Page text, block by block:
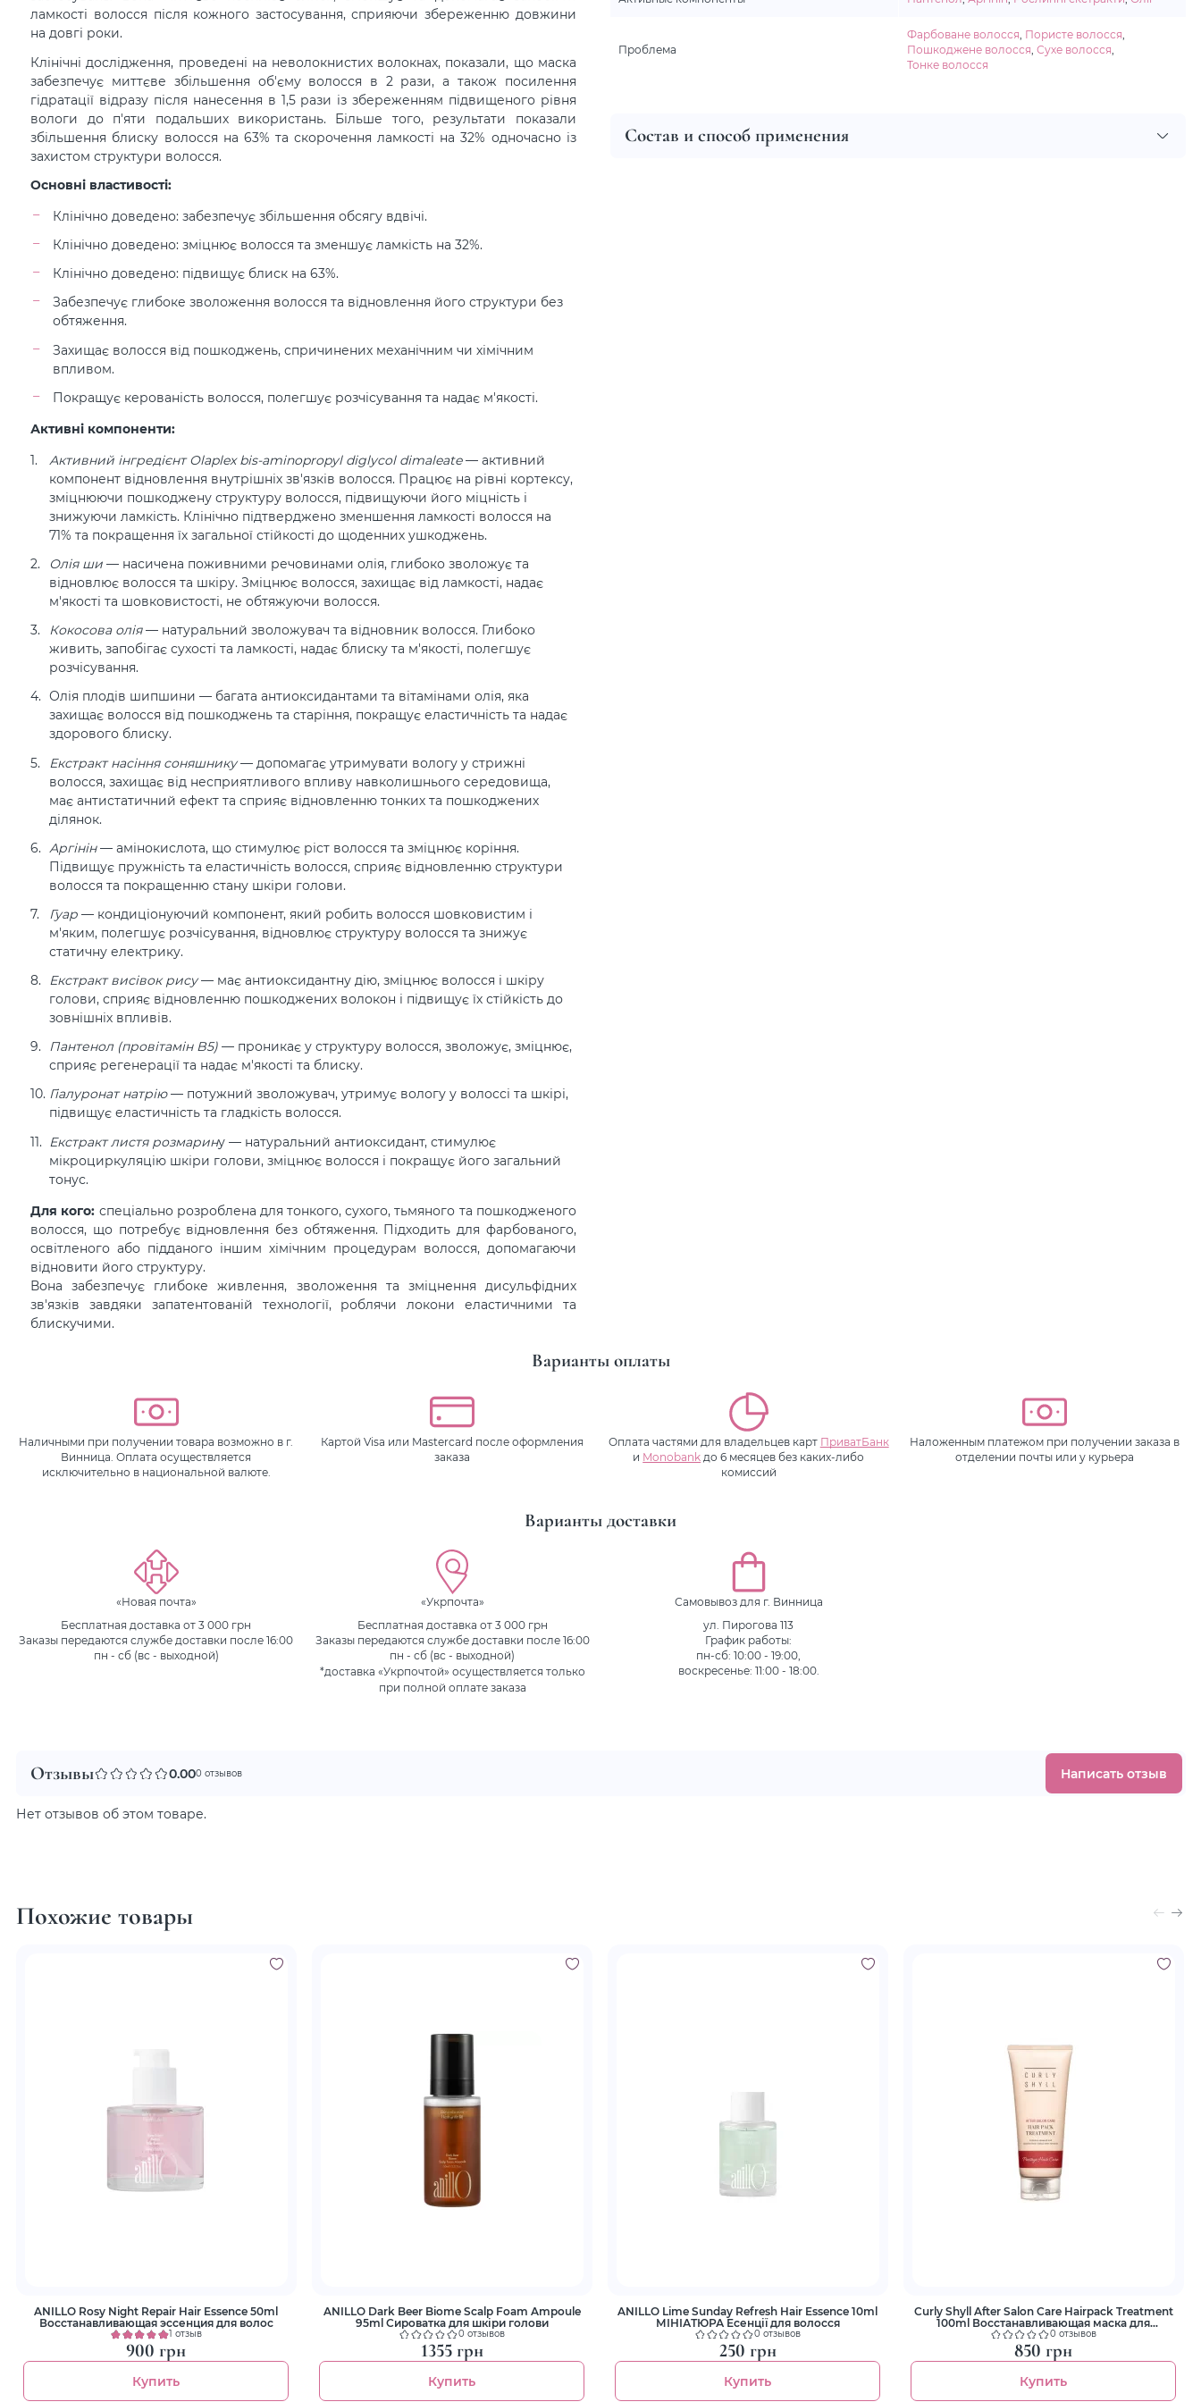
ламкості волосся після кожного застосування, сприяючи збереженню довжини
на довгі роки.
Клінічні дослідження, проведені на неволокнистих волокнах, показали, що маска
забезпечує миттєве збільшення об'єму волосся в 2 рази, а також посилення
гідратації відразу після нанесення в 1,5 рази із збереженням підвищеного рівня
вологи до п'яти подальших використань. Більше того, результати показали
збільшення блиску волосся на 63% та скорочення ламкості на 32% одночасно із
захистом структури волосся.
Основні властивості:
Клінічно доведено: забезпечує збільшення обсягу вдвічі.
Клінічно доведено: зміцнює волосся та зменшує ламкість на 32%.
Клінічно доведено: підвищує блиск на 63%.
Забезпечує глибоке зволоження волосся та відновлення його структури без
обтяження.
Захищає волосся від пошкоджень, спричинених механічним чи хімічним
впливом.
Покращує керованість волосся, полегшує розчісування та надає м'якості.
Активні компоненти:
Активний інгредієнт Olaplex bis-aminopropyl diglycol dimaleate— активний
компонент відновлення внутрішніх зв'язків волосся. Працює на рівні кортексу,
зміцнюючи пошкоджену структуру волосся, підвищуючи його міцність і
знижуючи ламкість. Клінічно підтверджено зменшення ламкості волосся на
71% та покращення їх загальної стійкості до щоденних ушкоджень.
Олія ши— насичена поживними речовинами олія, глибоко зволожує та
відновлює волосся та шкіру. Зміцнює волосся, захищає від ламкості, надає
м'якості та шовковистості, не обтяжуючи волосся.
Кокосова олія— натуральний зволожувач та відновник волосся. Глибоко
живить, запобігає сухості та ламкості, надає блиску та м'якості, полегшує
розчісування.
Олія плодів шипшини — багата антиоксидантами та вітамінами олія, яка
захищає волосся від пошкоджень та старіння, покращує еластичність та надає
здорового блиску.
Екстракт насіння соняшнику— допомагає утримувати вологу у стрижні
волосся, захищає від несприятливого впливу навколишнього середовища,
має антистатичний ефект та сприяє відновленню тонких та пошкоджених
ділянок.
Аргінін— амінокислота, що стимулює ріст волосся та зміцнює коріння.
Підвищує пружність та еластичність волосся, сприяє відновленню структури
волосся та покращенню стану шкіри голови.
Гуар — кондиціонуючий компонент, який робить волосся шовковистим і
м'яким, полегшує розчісування, відновлює структуру волосся та знижує
статичну електрику.
Екстракт висівок рису— має антиоксидантну дію, зміцнює волосся і шкіру
голови, сприяє відновленню пошкоджених волокон і підвищує їх стійкість до
зовнішніх впливів.
Пантенол (провітамін B5) — проникає у структуру волосся, зволожує, зміцнює,
сприяє регенерації та надає м'якості та блиску.
Гіалуронат натрію— потужний зволожувач, утримує вологу у волоссі та шкірі,
підвищує еластичність та гладкість волосся.
Екстракт листя розмарину — натуральний антиоксидант, стимулює
мікроциркуляцію шкіри голови, зміцнює волосся і покращує його загальний
тонус.
Для кого: спеціально розроблена для тонкого, сухого, тьмяного та пошкодженого
волосся, що потребує відновлення без обтяження. Підходить для фарбованого,
освітленого або підданого іншим хімічним процедурам волосся, допомагаючи
відновити його структуру.
Вона забезпечує глибоке живлення, зволоження та зміцнення дисульфідних
зв'язків завдяки запатентованій технології, роблячи локони еластичними та
блискучими.
Состав и способ применения
Проблема
Фарбоване волосся Пористе волосся
Пошкоджене волосся Сухе волосся
Тонке волосся
Варианты оплаты
Наличными при получении товара возможно в г.
Винница. Оплата осуществляется
исключительно в национальной валюте.
Картой Visa или Mastercard после оформления
заказа
Оплата частями для владельцев карт ПриватБанк
и Monobank до 6 месяцев без каких-либо
комиссий
Наложенным платежом при получении заказа в
отделении почты или у курьера
Варианты доставки
«Новая почта»
Бесплатная доставка от 3 000 грн
Заказы передаются службе доставки после 16:00
пн - сб (вс - выходной)
«Укрпочта»
Бесплатная доставка от 3 000 грн
Заказы передаются службе доставки после 16:00
пн - сб (вс - выходной)
*доставка «Укрпочтой» осуществляется только
при полной оплате заказа
Самовывоз для г. Винница
ул. Пирогова 113
График работы:
пн-сб: 10:00 - 19:00,
воскресенье: 11:00 - 18:00.
Отзывы 0.000 отзывов Написать отзыв
Нет отзывов об этом товаре.
Похожие товары
ANILLO Rosy Night Repair Hair Essence 50ml
Восстанавливающая эссенция для волос
1 отзыв
900 грн
Купить
ANILLO Dark Beer Biome Scalp Foam Ampoule
95ml Сироватка для шкіри голови
0 отзывов
1355 грн
Купить
ANILLO Lime Sunday Refresh Hair Essence 10ml
МІНІАТЮРА Есенції для волосся
0 отзывов
250 грн
Купить
Curly Shyll After Salon Care Hairpack Treatment
100ml Восстанавливающая маска для
поврежденных волос
0 отзывов
850 грн
Купить